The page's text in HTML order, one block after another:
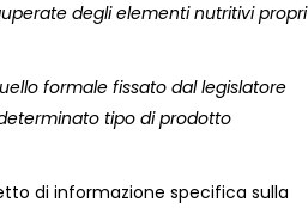
degli elementi nutritivi propri
formale fissato dal legislatore
tipo di prodotto
di informazione specifica sulla